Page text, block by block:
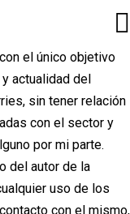
el único objetivo
actualidad del
sin tener relación
con el sector y
por mi parte.
del autor de la
uso de los
con el mismo,